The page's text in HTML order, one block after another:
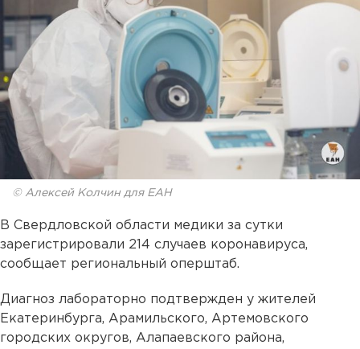
© Алексей Колчин для ЕАН
В Свердловской области медики за сутки
зарегистрировали 214 случаев коронавируса,
сообщает региональный оперштаб.
Диагноз лабораторно подтвержден у жителей
Екатеринбурга, Арамильского, Артемовского
городских округов, Алапаевского района,